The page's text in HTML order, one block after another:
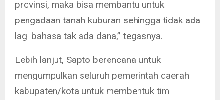
provinsi, maka bisa membantu untuk
pengadaan tanah kuburan sehingga tidak ada
lagi bahasa tak ada dana,” tegasnya.
Lebih lanjut, Sapto berencana untuk
mengumpulkan seluruh pemerintah daerah
kabupaten/kota untuk membentuk tim